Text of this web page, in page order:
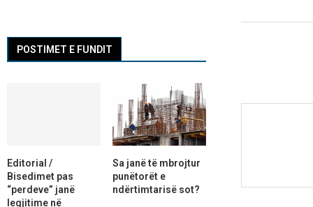
POSTIMET E FUNDIT
Editorial /
Bisedimet pas
“perdeve” janë
legjitime në
Sa janë të mbrojtur
punëtorët e
ndërtimtarisë sot?